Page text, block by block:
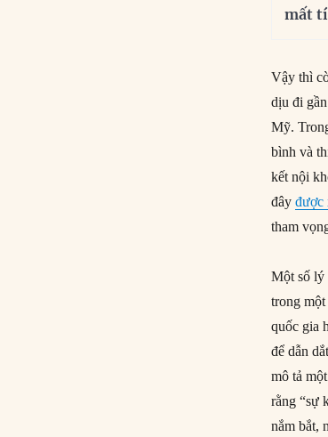
mất
Vậy thì
dịu đi
Mỹ.
bình và
kết nội
đâyđược
tham
Một số lý
trong
quốc gia
để dẫn
mô tả
rằng “sự
nắm bắt,